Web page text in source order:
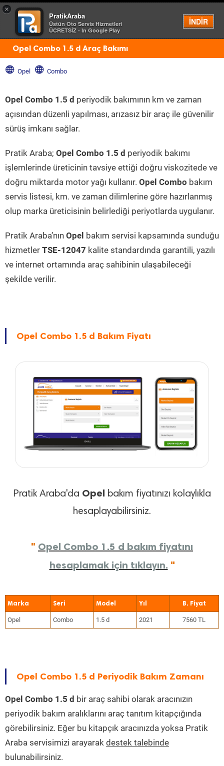
×
PratikAraba
Üstün Oto Servis Hizmetleri
ÜCRETSİZ - In Google Play
İNDİR
Menü
Opel Combo 1.5 d Araç Bakımı
Opel Combo
Opel Combo 1.5 d periyodik bakımının km ve zaman
açısından düzenli yapılması, arızasız bir araç ile güvenilir
sürüş imkanı sağlar.
Pratik Araba; Opel Combo 1.5 d periyodik bakımı
işlemlerinde üreticinin tavsiye ettiği doğru viskozitede ve
doğru miktarda motor yağı kullanır. Opel Combo bakım
servis listesi, km. ve zaman dilimlerine göre hazırlanmış
olup marka üreticisinin belirlediği periyotlarda uygulanır.
Pratik Araba’nın Opel bakım servisi kapsamında sunduğu
hizmetler TSE-12047 kalite standardında garantili, yazılı
ve internet ortamında araç sahibinin ulaşabileceği
şekilde verilir.
Opel Combo 1.5 d Bakım Fiyatı
Pratik Araba'da Opel bakım fiyatınızı kolaylıkla
hesaplayabilirsiniz.
" Opel Combo 1.5 d bakım fiyatını
hesaplamak için tıklayın. "
Marka Seri Model Yıl
Opel Combo 1.5 d 2021 7560 TL
Opel Combo 1.5 d Periyodik Bakım Zamanı
Opel Combo 1.5 d bir araç sahibi olarak aracınızın
periyodik bakım aralıklarını araç tanıtım kitapçığında
görebilirsiniz. Eğer bu kitapçık aracınızda yoksa Pratik
Araba servisimizi arayarak destek talebinde
bulunabilirsiniz.